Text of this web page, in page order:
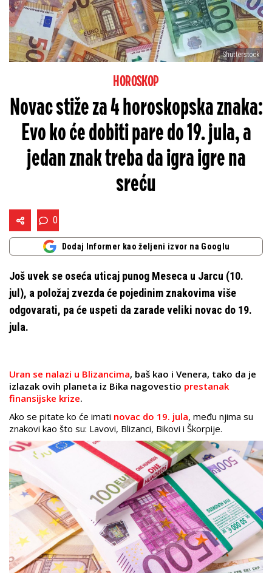
Shutterstock
HOROSKOP
Novac stiže za 4 horoskopska znaka:
Evo ko će dobiti pare do 19. jula, a
jedan znak treba da igra igre na
sreću
0
Dodaj Informer kao željeni izvor na Googlu
Još uvek se oseća uticaj punog Meseca u Jarcu (10.
jul), a položaj zvezda će pojedinim znakovima više
odgovarati, pa će uspeti da zarade veliki novac do 19.
jula.
Uran se nalazi u Blizancima, baš kao i Venera, tako da je
izlazak ovih planeta iz Bika nagovestio prestanak
finansijske krize.
Ako se pitate ko će imati novac do 19. jula, među njima su
znakovi kao što su: Lavovi, Blizanci, Bikovi i Škorpije.